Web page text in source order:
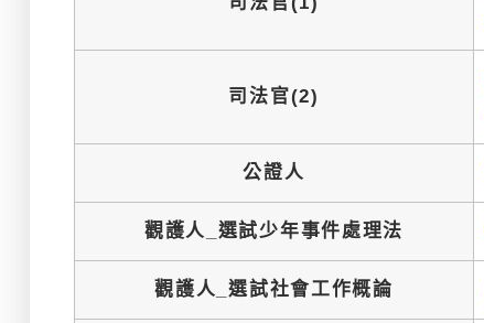
司法官(2)
公證人
觀護人_選試少年事件處理法
觀護人_選試社會工作概論